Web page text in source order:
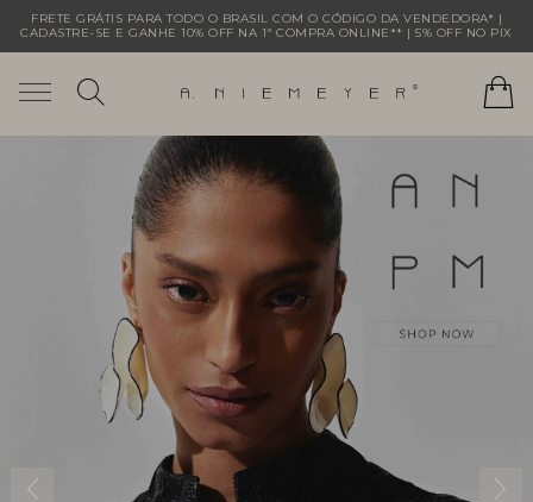
FRETE GRÁTIS PARA TODO O BRASIL COM O CÓDIGO DA VENDEDORA* |
CADASTRE-SE E GANHE 10% OFF NA 1ª COMPRA ONLINE** | 5% OFF NO PIX